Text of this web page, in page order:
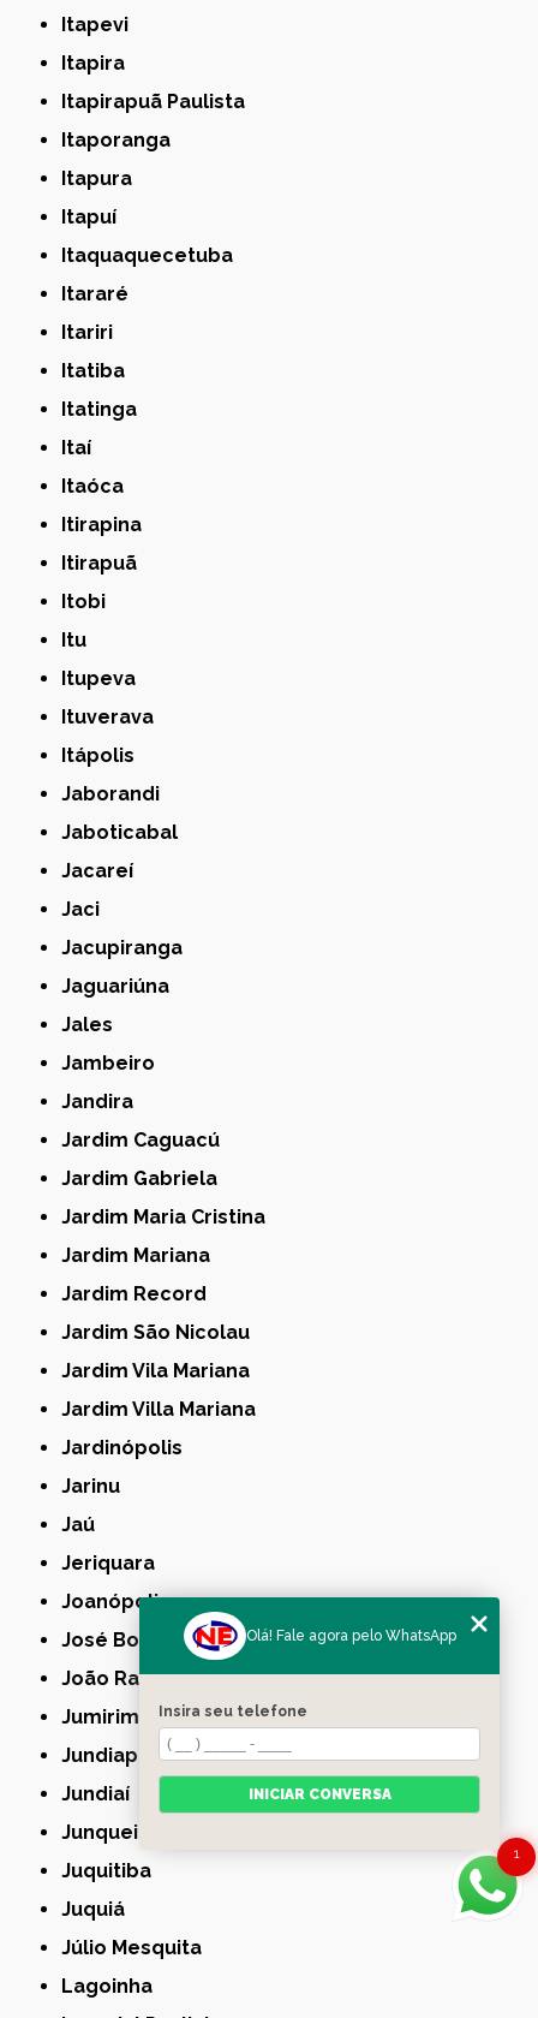
Itapevi
Itapira
Itapirapuã Paulista
Itaporanga
Itapura
Itapuí
Itaquaquecetuba
Itararé
Itariri
Itatiba
Itatinga
Itaí
Itaóca
Itirapina
Itirapuã
Itobi
Itu
Itupeva
Ituverava
Itápolis
Jaborandi
Jaboticabal
Jacareí
Jaci
Jacupiranga
Jaguariúna
Jales
Jambeiro
Jandira
Jardim Caguacú
Jardim Gabriela
Jardim Maria Cristina
Jardim Mariana
Jardim Record
Jardim São Nicolau
Jardim Vila Mariana
Jardim Villa Mariana
Jardinópolis
Jarinu
Jaú
Jeriquara
Joanópolis
José Bonifácio
João Ramalho
Jumirim
Jundiapeba
Jundiaí
Junqueirópolis
Juquitiba
Juquiá
Júlio Mesquita
Lagoinha
1
Olá! Fale agora pelo WhatsApp
Insira seu telefone
INICIAR CONVERSA